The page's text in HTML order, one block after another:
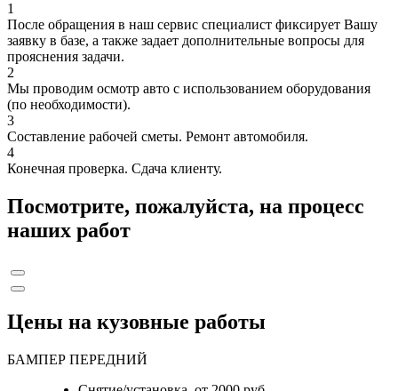
1
После обращения в наш сервис специалист фиксирует Вашу
заявку в базе, а также задает дополнительные вопросы для
прояснения задачи.
2
Мы проводим осмотр авто с использованием оборудования
(по необходимости).
3
Составление рабочей сметы. Ремонт автомобиля.
4
Конечная проверка. Сдача клиенту.
Посмотрите, пожалуйста, на процесс
наших работ
Цены на кузовные работы
БАМПЕР ПЕРЕДНИЙ